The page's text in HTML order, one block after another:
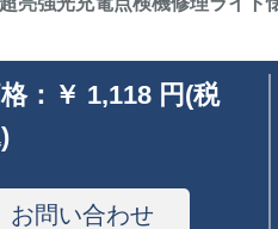
： ￥ 1,118 円(税
お問い合わせ